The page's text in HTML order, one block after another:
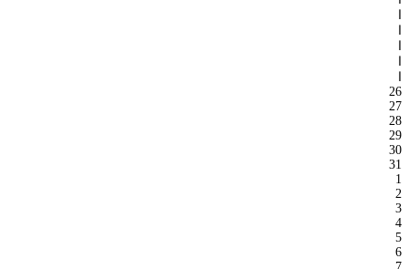
26
27
28
29
30
31
1
2
3
4
5
6